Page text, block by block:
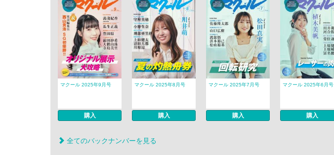
マクール 2025年9月号
購入
マクール 2025年8月号
購入
マクール 2025年7月号
購入
マクール 2025年6月号
購入
全てのバックナンバーを見る